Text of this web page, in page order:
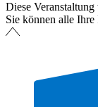
Diese
Sie können alle